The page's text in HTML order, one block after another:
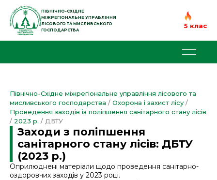
Перейти
вмісту
ПІВНІЧНО-СХІДНЕ
МІЖРЕГІОНАЛЬНЕ УПРАВЛІННЯ
ЛІСОВОГО ТА МИСЛИВСЬКОГО
ГОСПОДАРСТВА
5 клас
Північно-Східне міжрегіональне управління лісового та
мисливського господарства / Охорона і захист лісу/
Проведення заходів із поліпшення санітарного стану лісів
/ 2023 р. / ДБТУ
Заходи з поліпшення
санітарного стану лісів: ДБТУ
(2023 р.)
Оприлюднені матеріали щодо проведення санітарно-
оздоровчих заходів у 2023 році.